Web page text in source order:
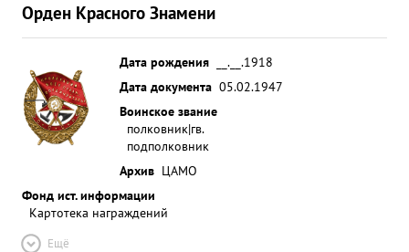
Орден Красного Знамени
Дата рождения
__.__.1918
Дата документа 05.02.1947
Воинское звание
полковник|гв.
подполковник
Архив ЦАМО
Фонд ист. информации
Картотека награждений
Ещё